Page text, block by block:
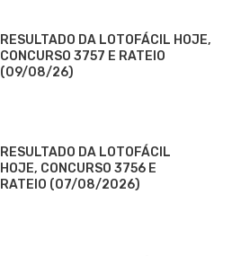
RESULTADO DA LOTOFÁCIL HOJE,
CONCURSO 3757 E RATEIO
(09/08/26)
RESULTADO DA LOTOFÁCIL
HOJE, CONCURSO 3756 E
RATEIO (07/08/2026)